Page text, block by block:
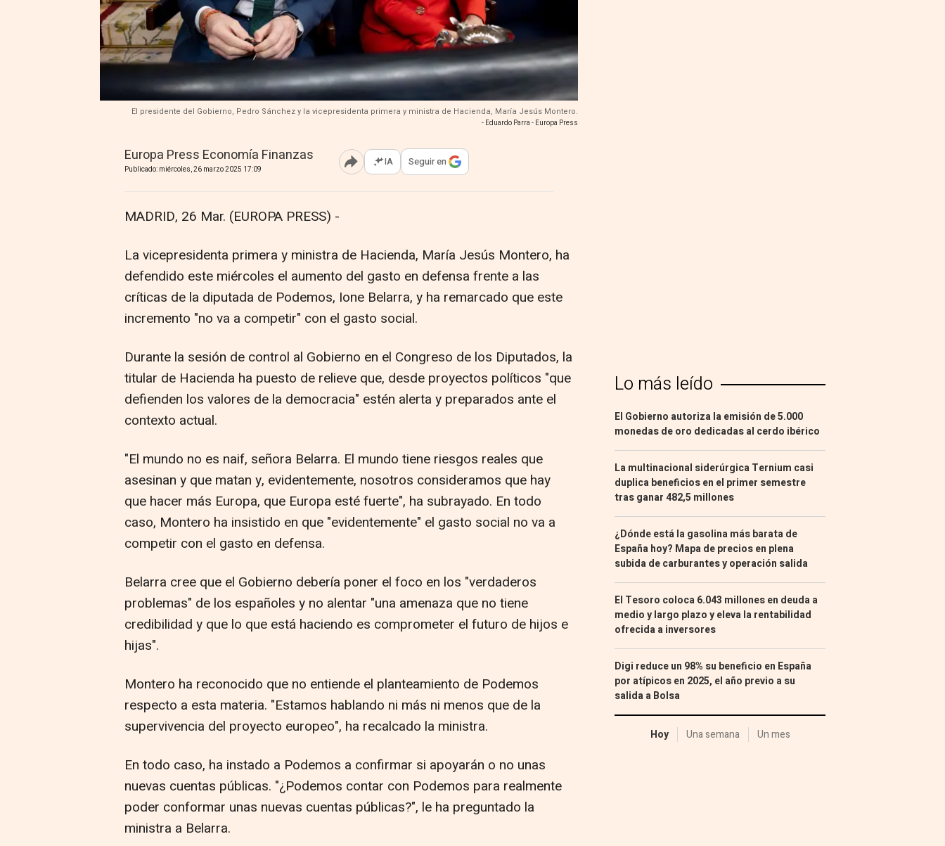
El presidente del Gobierno, Pedro Sánchez y la vicepresidenta primera y ministra de Hacienda, María Jesús Montero.
- Eduardo Parra - Europa Press
Europa Press Economía Finanzas
Publicado: miércoles, 26 marzo 2025 17:09 Abrir opciones para compartir
IA Seguir en
MADRID, 26 Mar. (EUROPA PRESS) -
La vicepresidenta primera y ministra de Hacienda, María Jesús Montero, ha
defendido este miércoles el aumento del gasto en defensa frente a las
críticas de la diputada de Podemos, Ione Belarra, y ha remarcado que este
incremento "no va a competir" con el gasto social.
Durante la sesión de control al Gobierno en el Congreso de los Diputados, la
titular de Hacienda ha puesto de relieve que, desde proyectos políticos "que
defienden los valores de la democracia" estén alerta y preparados ante el
contexto actual.
"El mundo no es naif, señora Belarra. El mundo tiene riesgos reales que
asesinan y que matan y, evidentemente, nosotros consideramos que hay
que hacer más Europa, que Europa esté fuerte", ha subrayado. En todo
caso, Montero ha insistido en que "evidentemente" el gasto social no va a
competir con el gasto en defensa.
Belarra cree que el Gobierno debería poner el foco en los "verdaderos
problemas" de los españoles y no alentar "una amenaza que no tiene
credibilidad y que lo que está haciendo es comprometer el futuro de hijos e
hijas".
Montero ha reconocido que no entiende el planteamiento de Podemos
respecto a esta materia. "Estamos hablando ni más ni menos que de la
supervivencia del proyecto europeo", ha recalcado la ministra.
En todo caso, ha instado a Podemos a confirmar si apoyarán o no unas
nuevas cuentas públicas. "¿Podemos contar con Podemos para realmente
poder conformar unas nuevas cuentas públicas?", le ha preguntado la
ministra a Belarra.
Lo más leído
El Gobierno autoriza la emisión de 5.000
monedas de oro dedicadas al cerdo ibérico
La multinacional siderúrgica Ternium casi
duplica beneficios en el primer semestre
tras ganar 482,5 millones
¿Dónde está la gasolina más barata de
España hoy? Mapa de precios en plena
subida de carburantes y operación salida
El Tesoro coloca 6.043 millones en deuda a
medio y largo plazo y eleva la rentabilidad
ofrecida a inversores
Digi reduce un 98% su beneficio en España
por atípicos en 2025, el año previo a su
salida a Bolsa
Hoy Una semana Un mes